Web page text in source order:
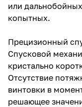
или
копытных.
Прецизионный
Спусковой
кристально
Отсутствие
винтовки в
решающее